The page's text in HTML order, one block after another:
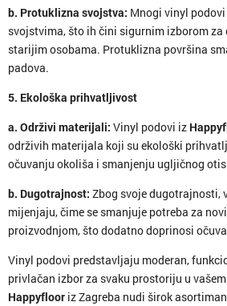
b. Protuklizna svojstva: Mnogi vinyl
svojstvima, što ih čini sigurnim izborom za
starijim osobama. Protuklizna površina
padova.
5. Ekološka prihvatljivost
a. Održivi materijali: Vinyl podovi iz
održivih materijala koji su ekološki
očuvanju okoliša i smanjenju ugljičnog
b. Dugotrajnost: Zbog svoje dugotrajnosti,
mijenjaju, čime se smanjuje potreba za
proizvodnjom, što dodatno doprinosi
Vinyl podovi predstavljaju moderan,
privlačan izbor za svaku prostoriju u
Happyfloor iz Zagreba nudi širok